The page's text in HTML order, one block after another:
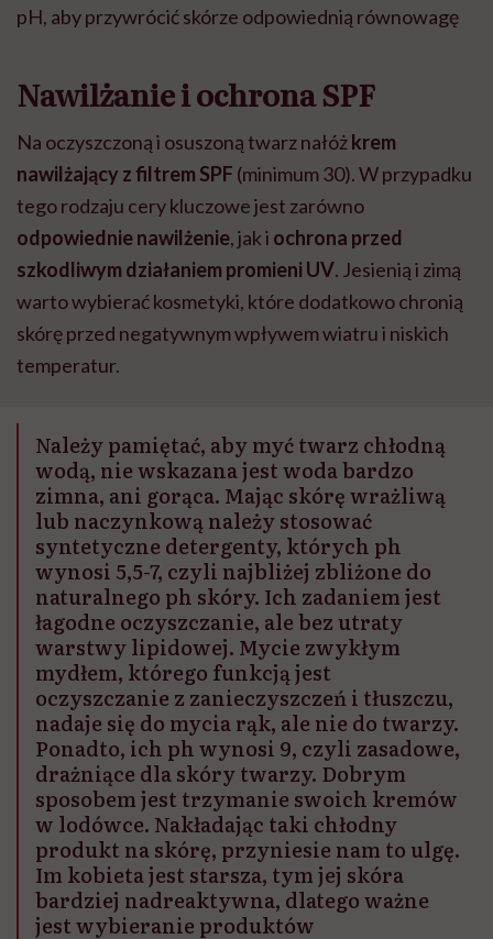
pH, aby przywrócić skórze odpowiednią równowagę
Nawilżanie i ochrona SPF
Na oczyszczoną i osuszoną twarz nałóżkrem
nawilżający z filtrem SPF (minimum 30). W przypadku
tego rodzaju cery kluczowe jest zarówno
odpowiednie nawilżenie, jak i ochrona przed
szkodliwym działaniem promieni UV. Jesienią i zimą
warto wybierać kosmetyki, które dodatkowo chronią
skórę przed negatywnym wpływem wiatru i niskich
temperatur.
Należy pamiętać, aby myć twarz chłodną
wodą, nie wskazana jest woda bardzo
zimna, ani gorąca. Mając skórę wrażliwą
lub naczynkową należy stosować
syntetyczne detergenty, których ph
wynosi 5,5-7, czyli najbliżej zbliżone do
naturalnego ph skóry. Ich zadaniem jest
łagodne oczyszczanie, ale bez utraty
warstwy lipidowej. Mycie zwykłym
mydłem, którego funkcją jest
oczyszczanie z zanieczyszczeń i tłuszczu,
nadaje się do mycia rąk, ale nie do twarzy.
Ponadto, ich ph wynosi 9, czyli zasadowe,
drażniące dla skóry twarzy. Dobrym
sposobem jest trzymanie swoich kremów
w lodówce. Nakładając taki chłodny
produkt na skórę, przyniesie nam to ulgę.
Im kobieta jest starsza, tym jej skóra
bardziej nadreaktywna, dlatego ważne
jest wybieranie produktów